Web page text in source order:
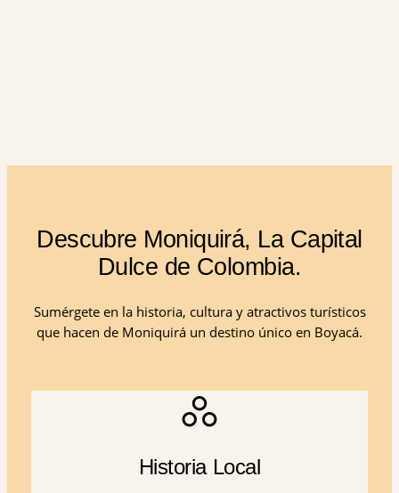
Descubre Moniquirá, La Capital
Dulce de Colombia.
Sumérgete en la historia, cultura y atractivos turísticos
que hacen de Moniquirá un destino único en Boyacá.
Historia Local